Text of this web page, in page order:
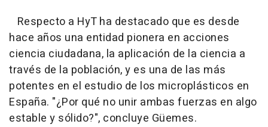
Respecto a HyT ha destacado que es desde
hace años una entidad pionera en acciones
ciencia ciudadana, la aplicación de la ciencia a
través de la población, y es una de las más
potentes en el estudio de los microplásticos en
España. "¿Por qué no unir ambas fuerzas en algo
estable y sólido?", concluye Güemes.